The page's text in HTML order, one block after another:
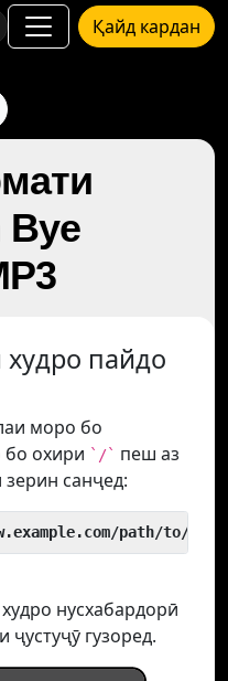
Қайд кардан
Bye
пайдо
моро бо
охири `/` пеш аз
санҷед:
path/to/
нусхабардорӣ
ҷустуҷӯ гузоред.